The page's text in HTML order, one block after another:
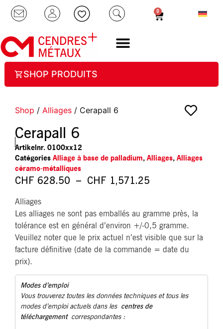
0
SHOP PRODUITS
Shop / Alliages / Cerapall 6
Cerapall 6
Artikelnr. 0100xx12
Catégories Alliage à base de palladium, Alliages, Alliages
céramo-métalliques
CHF 628.50 – CHF 1,571.25
Alliages
Les alliages ne sont pas emballés au gramme près, la
tolérance est en général d’environ +/-0,5 gramme.
Veuillez noter que le prix actuel n’est visible que sur la
facture définitive (date de la commande = date du
prix).
Modes d’emploi
Vous trouverez toutes les données techniques et tous les
modes d’emploi actuels dans les centres de
téléchargementcorrespondantes :